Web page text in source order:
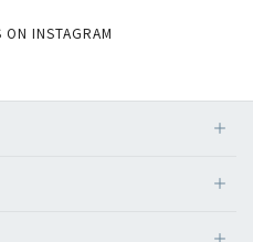
ON INSTAGRAM